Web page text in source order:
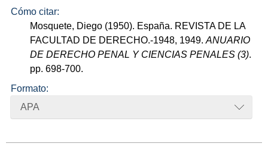
Cómo citar:
Mosquete, Diego (1950). España. REVISTA DE LA
FACULTAD DE DERECHO.-1948, 1949.ANUARIO
DE DERECHO PENAL Y CIENCIAS PENALES (3).
pp. 698-700.
Formato:
APA